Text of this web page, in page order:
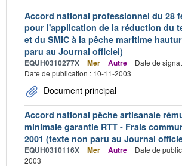
Accord national professionnel du 28
pour l'application de la réduction du
et du SMIC à la pêche maritime
paru au Journal officiel)
EQUH0310277X Mer Autre
Date de
Date de publication : 10-11-2003
Document principal
Accord national pêche artisanale
minimale garantie RTT - Frais
2001 (texte non paru au Journal
EQUH0310116X Mer Autre
Date de
2003